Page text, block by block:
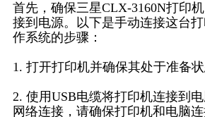
首先，确保三星CLX-3160N打印
接到电源。以下是手动连接这台
作系统的步骤：
1. 打开打印机并确保其处于准备状
2. 使用USB电缆将打印机连接到
网络连接，请确保打印机和电脑